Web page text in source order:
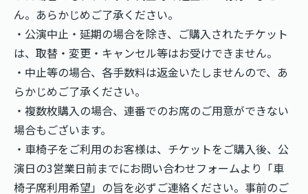
ん。あらかじめご了承ください。
・公演中止・延期の場合を除き、ご購入されたチケット
は、取替・変更・キャンセル等はお受けできません。
・中止等の場合、各手数料は返金いたしませんので、あ
らかじめご了承ください。
・複数枚購入の場合、連番でのお席のご用意ができない
場合もございます。
・車椅子をご利用のお客様は、チケットをご購入後、公
演日の3営業日前までにお問い合わせフォームより「車
椅子席利用希望」の旨を必ずご連絡ください。事前のご